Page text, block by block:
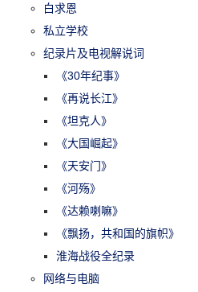
白求恩
私立学校
纪录片及电视解说词
《30年纪事》
《再说长江》
《坦克人》
《大国崛起》
《天安门》
《河殇》
《达赖喇嘛》
《飘扬，共和国的旗帜》
淮海战役全纪录
网络与电脑